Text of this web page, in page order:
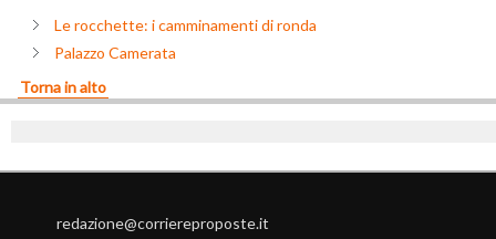
Le rocchette: i camminamenti di ronda
Palazzo Camerata
Torna in alto
redazione@corriereproposte.it